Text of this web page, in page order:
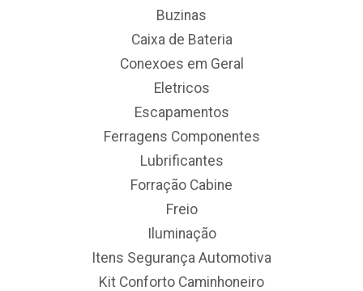
Buzinas
Caixa de Bateria
Conexoes em Geral
Eletricos
Escapamentos
Ferragens Componentes
Lubrificantes
Forração Cabine
Freio
Iluminação
Itens Segurança Automotiva
Kit Conforto Caminhoneiro